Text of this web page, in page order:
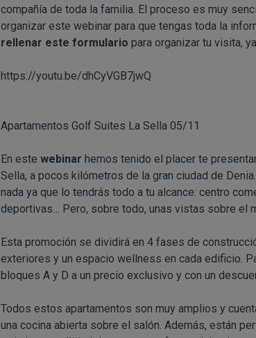
compañía de toda la familia. El proceso es muy
organizar este webinar para que tengas toda la
rellenar este formulario para organizar tu visita,
https://youtu.be/dhCyVGB7jwQ
Apartamentos Golf Suites La Sella 05/11
En este webinar hemos tenido el placer te
Sella, a pocos kilómetros de la gran ciudad de
nada ya que lo tendrás todo a tu alcance: centro
deportivas… Pero, sobre todo, unas vistas sobre el
Esta promoción se dividirá en 4 fases de
exteriores y un espacio wellness en cada edificio.
bloques A y D a un precio exclusivo y con un
Todos estos apartamentos son muy amplios y
una cocina abierta sobre el salón. Además, están